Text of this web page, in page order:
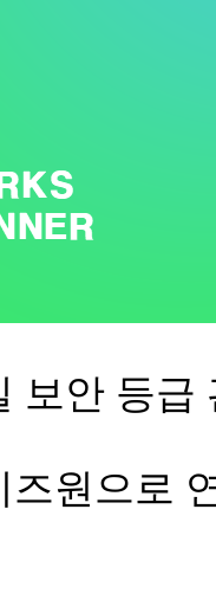
보안 등
즈원으로